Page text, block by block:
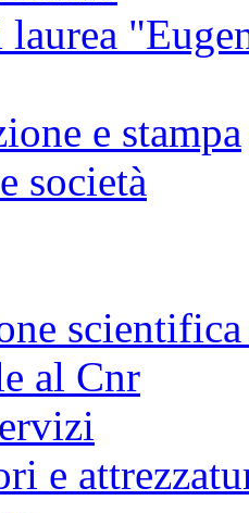
laurea
e stampa
società
al Cnr
e